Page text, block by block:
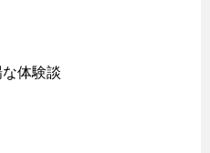
体験談